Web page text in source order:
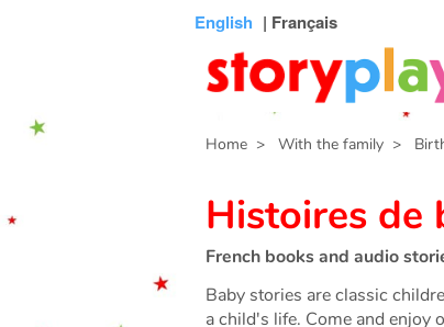
English | Français
Home > With the family >
Histoires de
French books and audio
Baby stories are classic
a child's life. Come and enjoy